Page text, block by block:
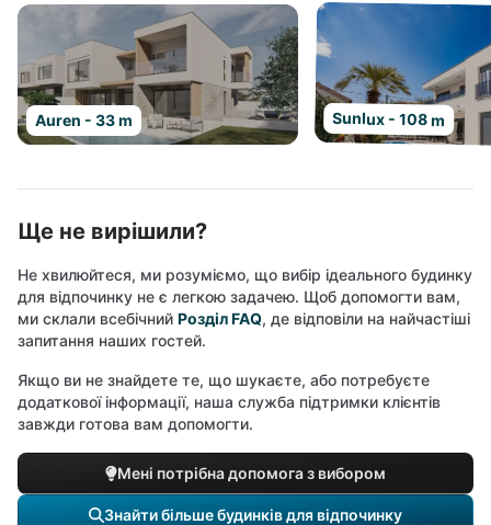
Auren - 33 m Sunlux - 108 m
Ще не вирішили?
Не хвилюйтеся, ми розуміємо, що вибір ідеального будинку
для відпочинку не є легкою задачею. Щоб допомогти вам,
ми склали всебічний Розділ FAQ, де відповіли на найчастіші
запитання наших гостей.
Якщо ви не знайдете те, що шукаєте, або потребуєте
додаткової інформації, наша служба підтримки клієнтів
завжди готова вам допомогти.
Мені потрібна допомога з вибором
Знайти більше будинків для відпочинку